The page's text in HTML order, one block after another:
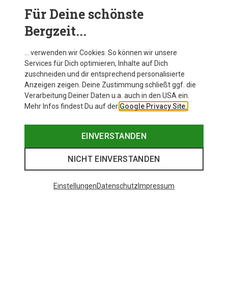
Zur Produktseite
Für Deine schönste
Bergzeit...
… verwenden wir Cookies. So können wir unsere
Services für Dich optimieren, Inhalte auf Dich
zuschneiden und dir entsprechend personalisierte
Anzeigen zeigen. Deine Zustimmung schließt ggf. die
Verarbeitung Deiner Daten u.a. auch in den USA ein.
Mehr Infos findest Du auf der Google Privacy Site.
EINVERSTANDEN
NICHT EINVERSTANDEN
EinstellungenDatenschutz Impressum